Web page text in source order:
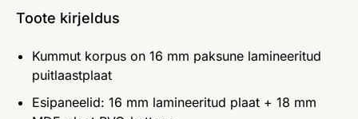
Toote kirjeldus
Kummut korpus on 16 mm paksune lamineeritud
puitlaastplaat
Esipaneelid: 16 mm lamineeritud plaat + 18 mm